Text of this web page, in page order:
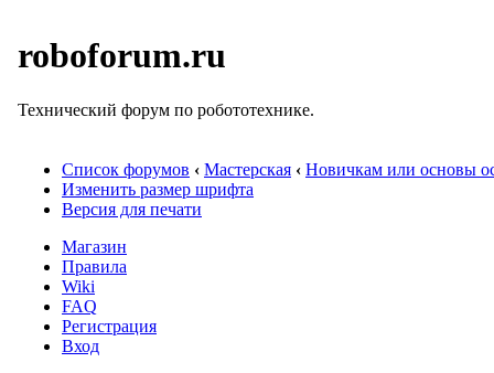
roboforum.ru
Технический форум по робототехнике.
Список форумов ‹ Мастерская ‹ Новичкам или основы
Изменить размер шрифта
Версия для печати
Магазин
Правила
Wiki
FAQ
Регистрация
Вход